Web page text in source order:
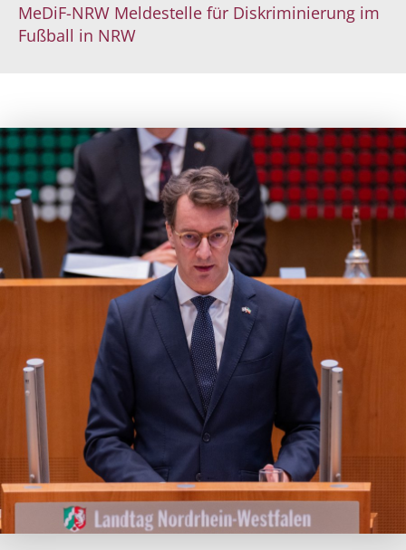
MeDiF-NRW Meldestelle für Diskriminierung im
Fußball in NRW